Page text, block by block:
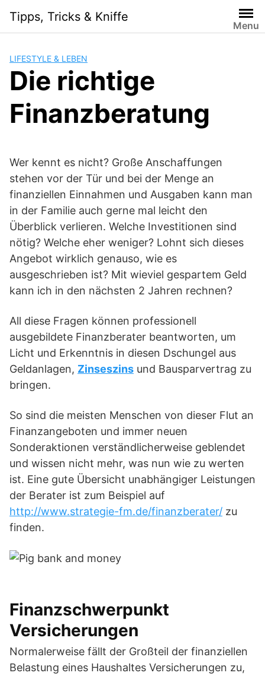
content
Tipps, Tricks & Kniffe
Menu
LIFESTYLE & LEBEN
Die richtige
Finanzberatung
Wer kennt es nicht? Große Anschaffungen
stehen vor der Tür und bei der Menge an
finanziellen Einnahmen und Ausgaben kann man
in der Familie auch gerne mal leicht den
Überblick verlieren. Welche Investitionen sind
nötig? Welche eher weniger? Lohnt sich dieses
Angebot wirklich genauso, wie es
ausgeschrieben ist? Mit wieviel gespartem Geld
kann ich in den nächsten 2 Jahren rechnen?
All diese Fragen können professionell
ausgebildete Finanzberater beantworten, um
Licht und Erkenntnis in diesen Dschungel aus
Geldanlagen, Zinseszins und Bausparvertrag zu
bringen.
So sind die meisten Menschen von dieser Flut an
Finanzangeboten und immer neuen
Sonderaktionen verständlicherweise geblendet
und wissen nicht mehr, was nun wie zu werten
ist. Eine gute Übersicht unabhängiger Leistungen
der Berater ist zum Beispiel auf
http://www.strategie-fm.de/finanzberater/ zu
finden.
Finanzschwerpunkt
Versicherungen
Normalerweise fällt der Großteil der finanziellen
Belastung eines Haushaltes Versicherungen zu,